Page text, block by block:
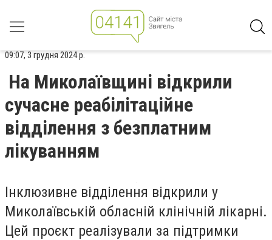
09:07, 3 грудня 2024 р.
На Миколаївщині відкрили
сучасне реабілітаційне
відділення з безплатним
лікуванням
Інклюзивне відділення відкрили у
Миколаївській обласній клінічній лікарні.
Цей проєкт реалізували за підтримки